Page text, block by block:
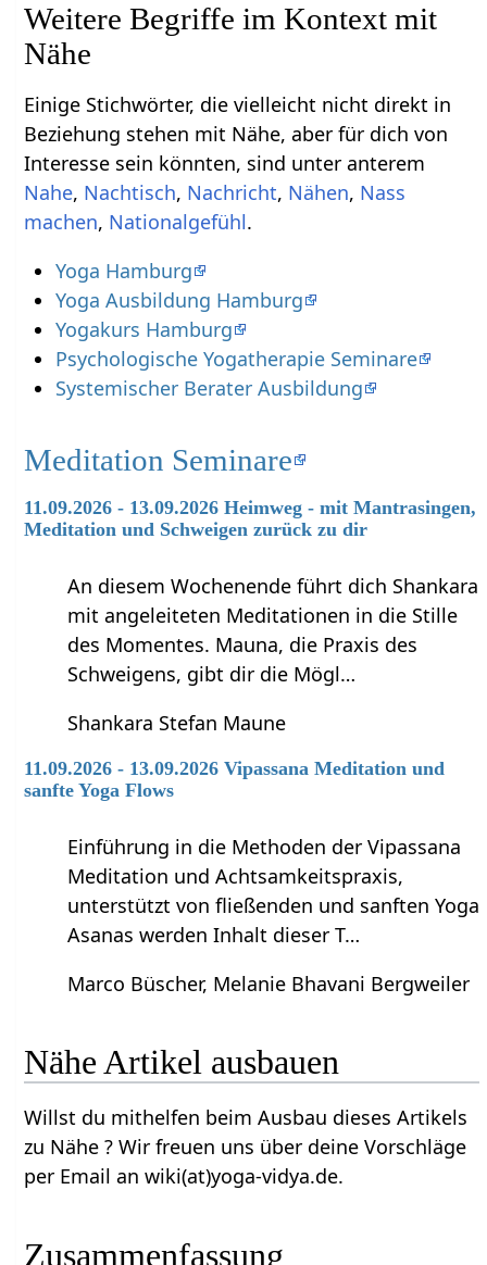
Weitere Begriffe im Kontext mit
Einige Stichwörter, die vielleicht nicht direkt in
Beziehung stehen mit Nähe‏‎, aber für dich von
Interesse sein könnten, sind unter anterem
, , , , Nass
,
.
Yoga Hamburg
Yoga Ausbildung Hamburg
Yogakurs Hamburg
Psychologische Yogatherapie Seminare
Systemischer Berater Ausbildung
Meditation Seminare
11.09.2026 - 13.09.2026 Heimweg - mit Mantrasingen,
Meditation und Schweigen zurück zu dir
An diesem Wochenende führt dich Shankara
mit angeleiteten Meditationen in die Stille
des Momentes. Mauna, die Praxis des
Schweigens, gibt dir die Mögl…
Shankara Stefan Maune
11.09.2026 - 13.09.2026 Vipassana Meditation und
sanfte Yoga Flows
Einführung in die Methoden der Vipassana
Meditation und Achtsamkeitspraxis,
unterstützt von fließenden und sanften Yoga
Asanas werden Inhalt dieser T…
Marco Büscher, Melanie Bhavani Bergweiler
Nähe‏‎ Artikel ausbauen
Willst du mithelfen beim Ausbau dieses Artikels
zu Nähe‏‎ ? Wir freuen uns über deine Vorschläge
per Email an wiki(at)yoga-vidya.de.
Zusammenfassung